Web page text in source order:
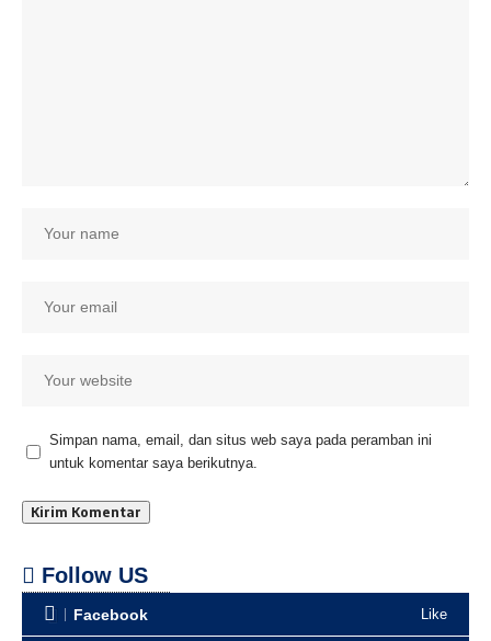
Simpan nama, email, dan situs web saya pada peramban ini
untuk komentar saya berikutnya.
Follow US
Facebook Like